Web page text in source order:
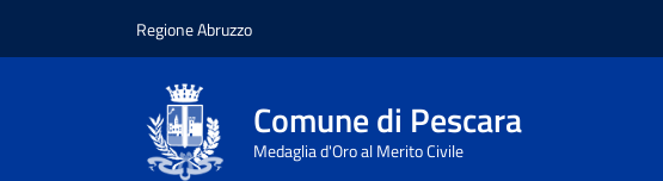
Regione Abruzzo
Comune di Pescara
Medaglia d'Oro al Merito Civile
Home / Domande frequenti / Dove trovo i moduli per